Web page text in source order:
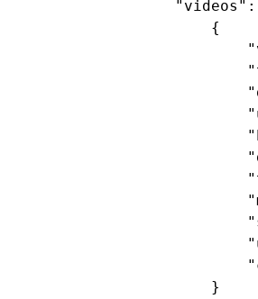
"videos":
            {
            }